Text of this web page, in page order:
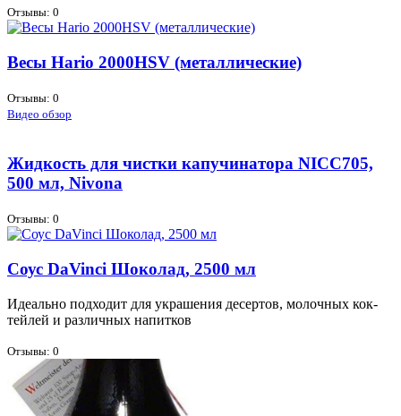
Отзывы: 0
Весы Hario 2000HSV (металлические)
Отзывы: 0
Видео обзор
Жидкость для чистки капучинатора NICC705,
500 мл, Nivona
Отзывы: 0
Соус DaVinci Шоколад, 2500 мл
Иде­аль­но под­хо­дит для укра­ше­ния де­сер­тов, мо­лоч­ных кок­
тей­лей и раз­лич­ных на­пит­ков
Отзывы: 0